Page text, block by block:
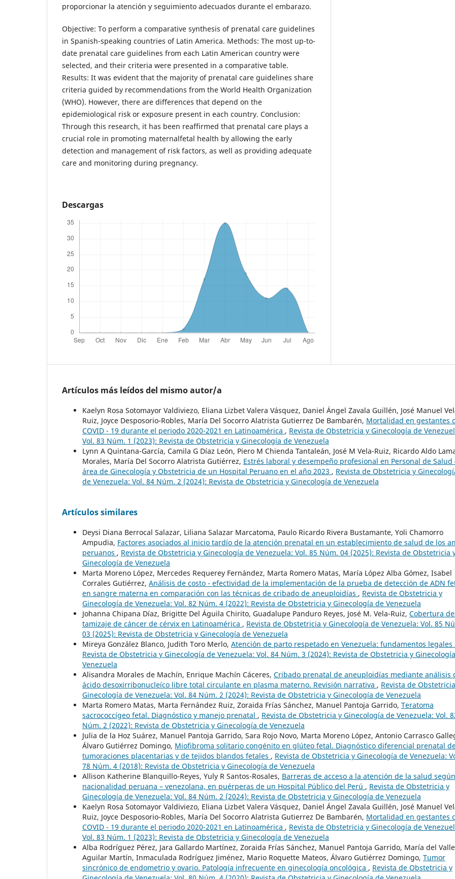
proporcionar la atención y seguimiento adecuados durante el embarazo.
Objective: To perform a comparative synthesis of prenatal care guidelines
in Spanish-speaking countries of Latin America. Methods: The most up-to-
date prenatal care guidelines from each Latin American country were
selected, and their criteria were presented in a comparative table.
Results: It was evident that the majority of prenatal care guidelines share
criteria guided by recommendations from the World Health Organization
(WHO). However, there are differences that depend on the
epidemiological risk or exposure present in each country. Conclusion:
Through this research, it has been reaffirmed that prenatal care plays a
crucial role in promoting maternalfetal health by allowing the early
detection and management of risk factors, as well as providing adequate
care and monitoring during pregnancy.
Descargas
Artículos más leídos del mismo autor/a
Kaelyn Rosa Sotomayor Valdiviezo, Eliana Lizbet Valera Vásquez, Daniel Ángel Zavala Guillén, José Manuel
Ruiz, Joyce Desposorio-Robles, María Del Socorro Alatrista Gutierrez De Bambarén, Mortalidad en gestantes
COVID - 19 durante el periodo 2020-2021 en Latinoamérica , Revista de Obstetricia y Ginecología de
Vol. 83 Núm. 1 (2023): Revista de Obstetricia y Ginecología de Venezuela
Lynn A Quintana-García, Camila G Díaz León, Piero M Chienda Tantaleán, José M Vela-Ruiz, Ricardo Aldo
Morales, María Del Socorro Alatrista Gutiérrez, Estrés laboral y desempeño profesional en Personal de Salud
área de Ginecología y Obstetricia de un Hospital Peruano en el año 2023 , Revista de Obstetricia y
de Venezuela: Vol. 84 Núm. 2 (2024): Revista de Obstetricia y Ginecología de Venezuela
Artículos similares
Deysi Diana Berrocal Salazar, Liliana Salazar Marcatoma, Paulo Ricardo Rivera Bustamante, Yoli Chamorro
Ampudia, Factores asociados al inicio tardío de la atención prenatal en un establecimiento de salud de los
peruanos , Revista de Obstetricia y Ginecología de Venezuela: Vol. 85 Núm. 04 (2025): Revista de Obstetricia
Ginecología de Venezuela
Marta Moreno López, Mercedes Requerey Fernández, Marta Romero Matas, María López Alba Gómez, Isabel
Corrales Gutiérrez, Análisis de costo - efectividad de la implementación de la prueba de detección de ADN
en sangre materna en comparación con las técnicas de cribado de aneuploidías , Revista de Obstetricia y
Ginecología de Venezuela: Vol. 82 Núm. 4 (2022): Revista de Obstetricia y Ginecología de Venezuela
Johanna Chipana Díaz, Brigitte Del Águila Chirito, Guadalupe Panduro Reyes, José M. Vela-Ruiz, Cobertura
tamizaje de cáncer de cérvix en Latinoamérica , Revista de Obstetricia y Ginecología de Venezuela: Vol. 85
03 (2025): Revista de Obstetricia y Ginecología de Venezuela
Mireya González Blanco, Judith Toro Merlo, Atención de parto respetado en Venezuela: fundamentos legales
Revista de Obstetricia y Ginecología de Venezuela: Vol. 84 Núm. 3 (2024): Revista de Obstetricia y
Venezuela
Alisandra Morales de Machín, Enrique Machín Cáceres, Cribado prenatal de aneuploidías mediante análisis
ácido desoxirribonucleíco libre total circulante en plasma materno. Revisión narrativa , Revista de
Ginecología de Venezuela: Vol. 84 Núm. 2 (2024): Revista de Obstetricia y Ginecología de Venezuela
Marta Romero Matas, Marta Fernández Ruiz, Zoraida Frías Sánchez, Manuel Pantoja Garrido, Teratoma
sacrococcígeo fetal. Diagnóstico y manejo prenatal , Revista de Obstetricia y Ginecología de Venezuela: Vol.
Núm. 2 (2022): Revista de Obstetricia y Ginecología de Venezuela
Julia de la Hoz Suárez, Manuel Pantoja Garrido, Sara Rojo Novo, Marta Moreno López, Antonio Carrasco
Álvaro Gutiérrez Domingo, Miofibroma solitario congénito en glúteo fetal. Diagnóstico diferencial prenatal
tumoraciones placentarias y de tejidos blandos fetales , Revista de Obstetricia y Ginecología de Venezuela:
78 Núm. 4 (2018): Revista de Obstetricia y Ginecología de Venezuela
Allison Katherine Blanquillo-Reyes, Yuly R Santos-Rosales, Barreras de acceso a la atención de la salud
nacionalidad peruana – venezolana, en puérperas de un Hospital Público del Perú , Revista de Obstetricia y
Ginecología de Venezuela: Vol. 84 Núm. 2 (2024): Revista de Obstetricia y Ginecología de Venezuela
Kaelyn Rosa Sotomayor Valdiviezo, Eliana Lizbet Valera Vásquez, Daniel Ángel Zavala Guillén, José Manuel
Ruiz, Joyce Desposorio-Robles, María Del Socorro Alatrista Gutierrez De Bambarén, Mortalidad en gestantes
COVID - 19 durante el periodo 2020-2021 en Latinoamérica , Revista de Obstetricia y Ginecología de
Vol. 83 Núm. 1 (2023): Revista de Obstetricia y Ginecología de Venezuela
Alba Rodríguez Pérez, Jara Gallardo Martínez, Zoraida Frías Sánchez, Manuel Pantoja Garrido, María del Valle
Aguilar Martín, Inmaculada Rodríguez Jiménez, Mario Roquette Mateos, Álvaro Gutiérrez Domingo, Tumor
sincrónico de endometrio y ovario. Patología infrecuente en ginecología oncológica , Revista de Obstetricia y